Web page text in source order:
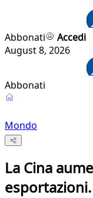
Abbonati
Accedi
August 8, 2026
Abbonati
Mondo
La Cina